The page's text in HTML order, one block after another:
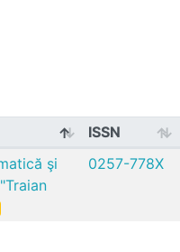
ISSN
şi
0257-778X